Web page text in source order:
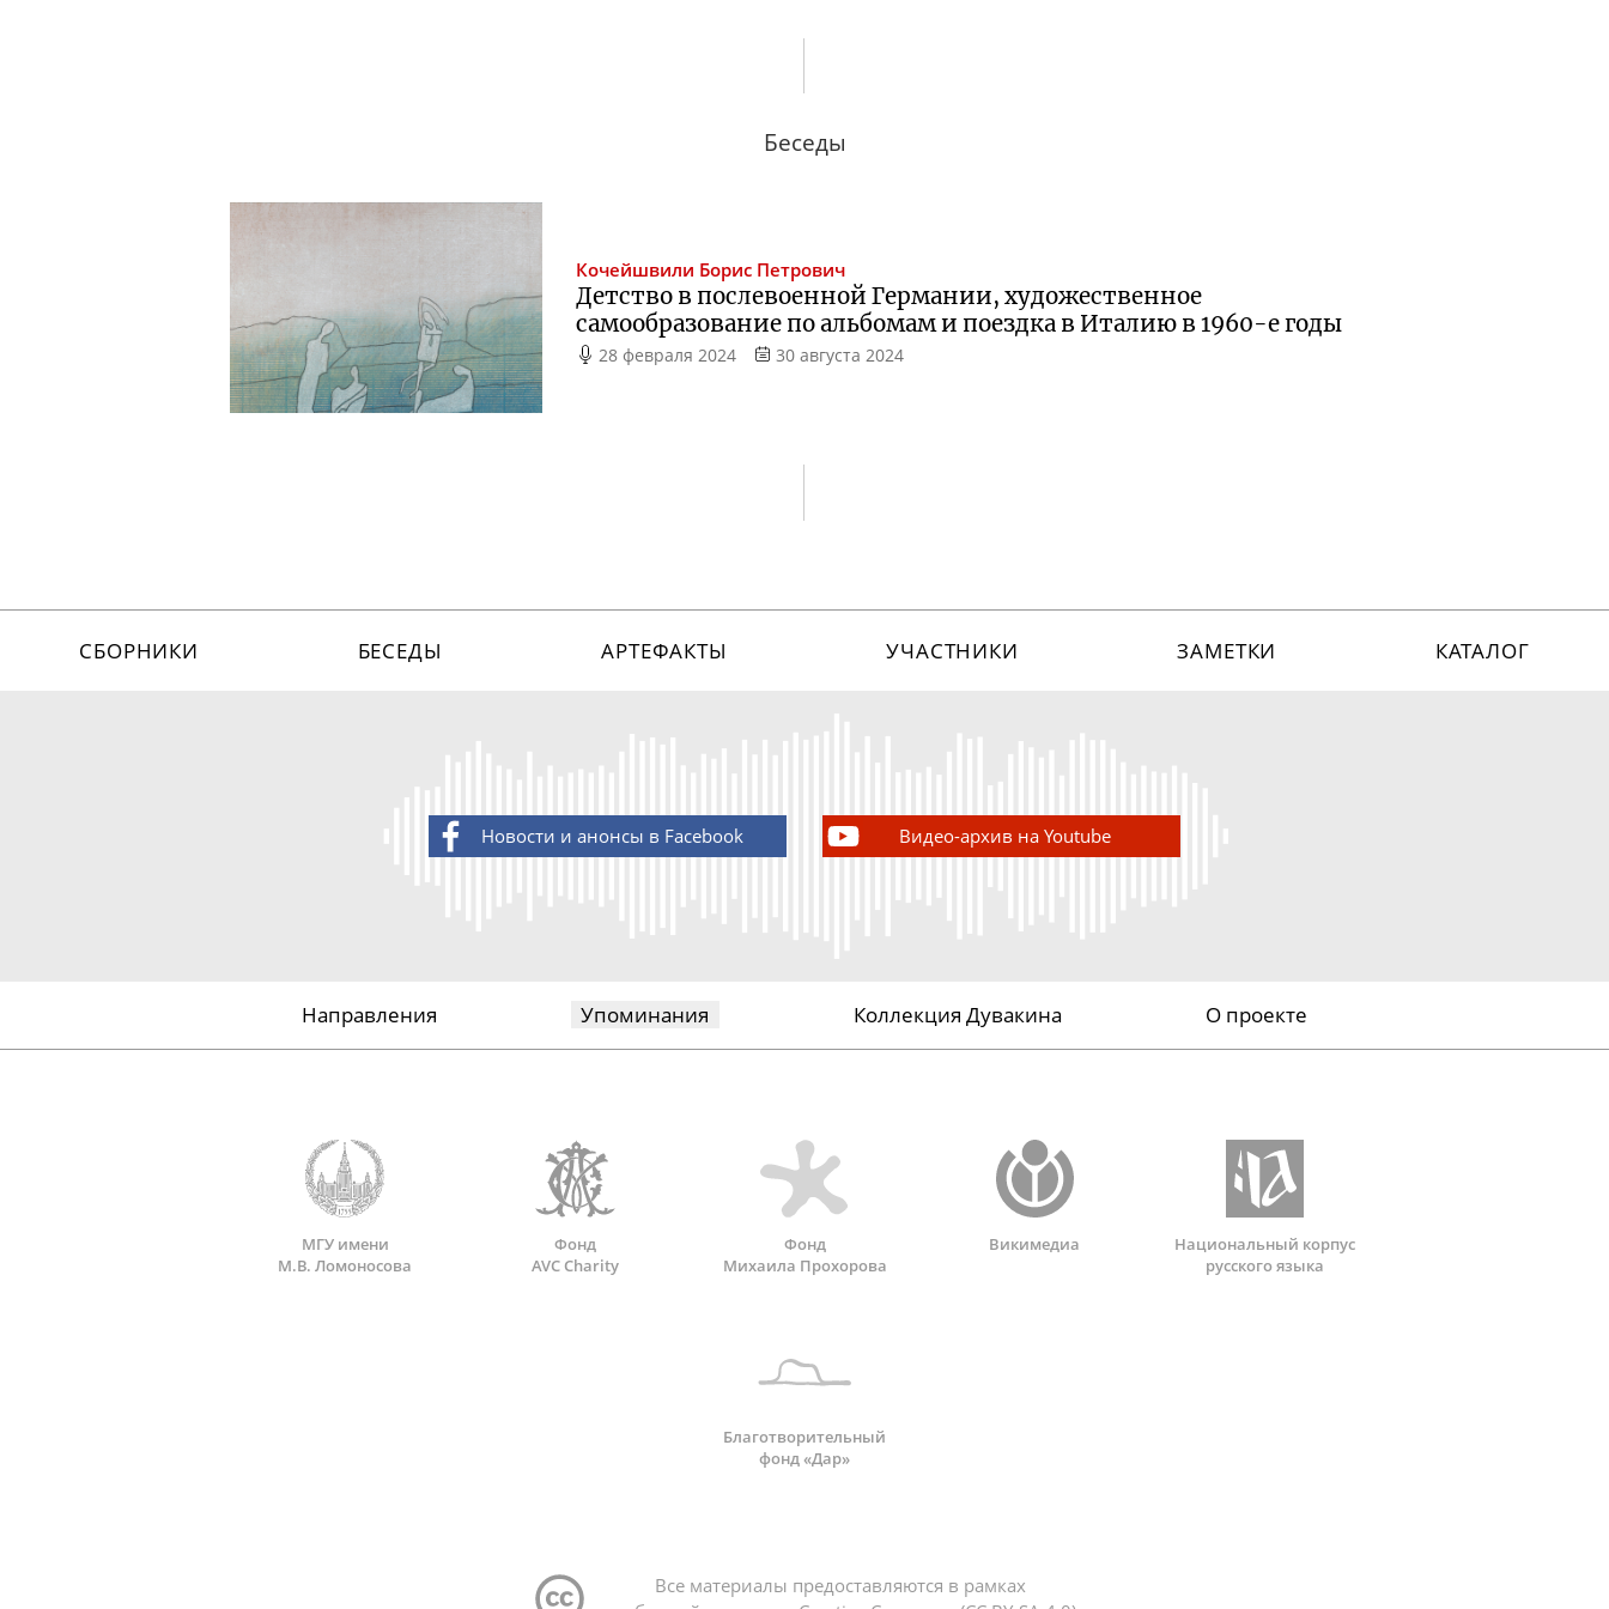
Беседы
Кочейшвили Борис Петрович
Детство в послевоенной Германии, художественное
самообразование по альбомам и поездка в Италию в1960-егоды
28 февраля 2024 30 августа 2024
СБОРНИКИ БЕСЕДЫ АРТЕФАКТЫ УЧАСТНИКИ ЗАМЕТКИ КАТАЛОГ
Новости и анонсы в Facebook Видео-архив на Youtube
Направления Упоминания Коллекция Дувакина О проекте
МГУ имени
М.В. Ломоносова
Фонд
AVC Charity
Фонд
Михаила Прохорова
Викимедиа
Национальный корпус
русского языка
Благотворительный
фонд «Дар»
Все материалы предоставляются в рамках